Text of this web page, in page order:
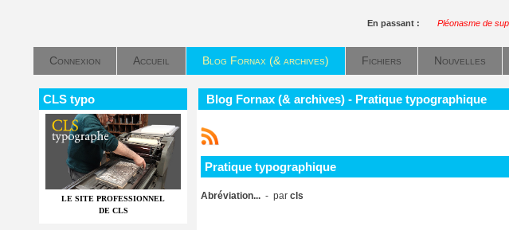
En passant : Pléonasme de
Connexion Accueil Blog Fornax (& archives) Fichiers Nouvelles
CLS typo
LE SITE PROFESSIONNEL
DE CLS
Blog Fornax (& archives) - Pratique typographique
Pratique typographique
Abréviation... - par cls